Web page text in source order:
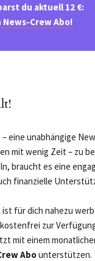
du aktuell 12 €:
Crew Abo!
– eine unabhängige
mit wenig Zeit – zu
braucht es eine
finanzielle
ist für dich nahezu
zur
mit einem
Abounterstützen.